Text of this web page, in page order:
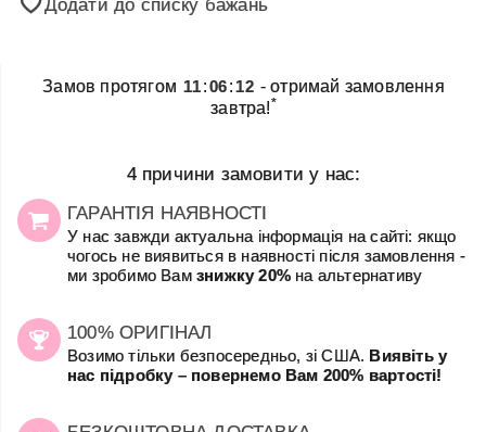
Замов протягом 11:06:12 - отримай замовлення
завтра!*
4 причини замовити у нас:
ГАРАНТІЯ НАЯВНОСТІ
У нас завжди актуальна інформація на сайті: якщо
чогось не виявиться в наявності після замовлення -
ми зробимо Вам знижку 20% на альтернативу
100% ОРИГІНАЛ
Возимо тільки безпосередньо, зі США. Виявіть у
нас підробку – повернемо Вам 200% вартості!